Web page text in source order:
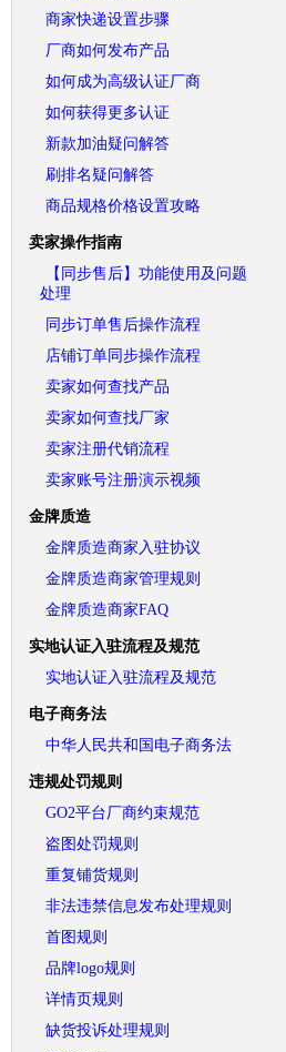
商家快递设置步骤
厂商如何发布产品
如何成为高级认证厂商
如何获得更多认证
新款加油疑问解答
刷排名疑问解答
商品规格价格设置攻略
卖家操作指南
【同步售后】功能使用及问题
处理
同步订单售后操作流程
店铺订单同步操作流程
卖家如何查找产品
卖家如何查找厂家
卖家注册代销流程
卖家账号注册演示视频
金牌质造
金牌质造商家入驻协议
金牌质造商家管理规则
金牌质造商家FAQ
实地认证入驻流程及规范
实地认证入驻流程及规范
电子商务法
中华人民共和国电子商务法
违规处罚规则
GO2平台厂商约束规范
盗图处罚规则
重复铺货规则
非法违禁信息发布处理规则
首图规则
品牌logo规则
详情页规则
缺货投诉处理规则